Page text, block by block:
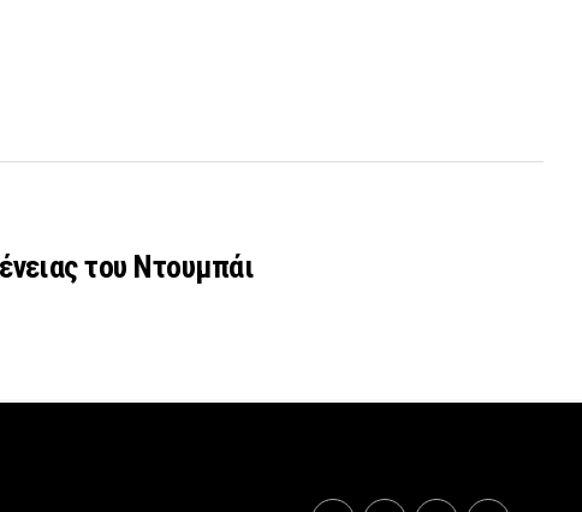
του Ντουμπάι